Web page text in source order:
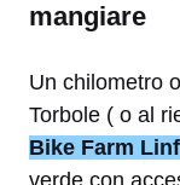
mangiare
Un chilometro
Torbole ( o al
Bike Farm